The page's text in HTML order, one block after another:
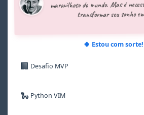
7
8
7
8
7
8
7
8
maravilhoso do mundo. Mas é
transformar seu sonho
🍀 Estou com sorte!
🏢 Desafio MVP
🐍 Python VIM